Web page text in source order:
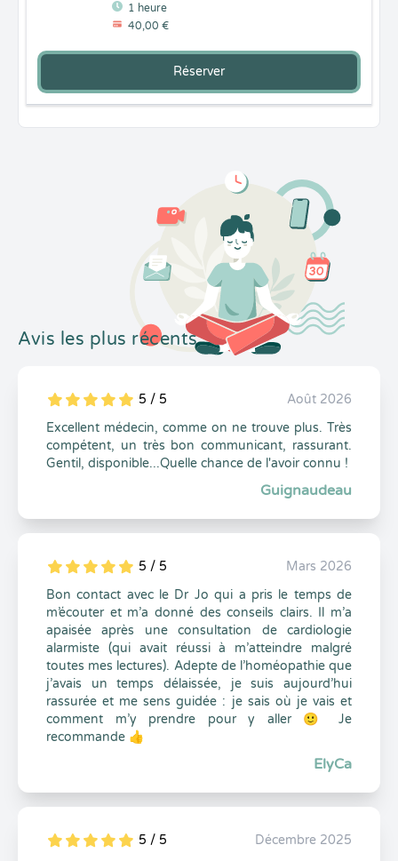
1 heure
40,00 €
Réserver
Avis les plus récents
5
1
5
0 5 / 5
Août 2026
Excellent médecin, comme on ne trouve plus. Très
compétent, un très bon communicant, rassurant.
Gentil, disponible...Quelle chance de l'avoir connu !
Guignaudeau
5
1
5
0 5 / 5
Mars 2026
Bon contact avec le Dr Jo qui a pris le temps de
m’écouter et m’a donné des conseils clairs. Il m’a
apaisée après une consultation de cardiologie
alarmiste (qui avait réussi à m’atteindre malgré
toutes mes lectures). Adepte de l’homéopathie que
j’avais un temps délaissée, je suis aujourd’hui
rassurée et me sens guidée : je sais où je vais et
comment m’y prendre pour y aller 🙂 Je
recommande 👍
ElyCa
5
1
5
0 5 / 5 Décembre 2025